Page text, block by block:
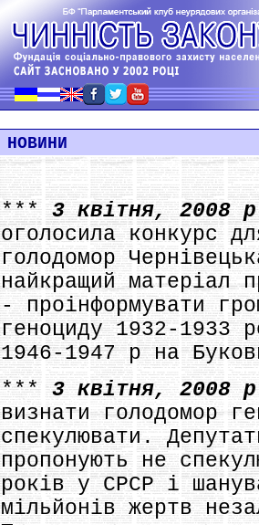
НОВИНИ
***3 квітня, 2008
оголосила конкурс
голодомор
найкращий матеріал
- проінформувати
геноциду 1932-1933
1946-1947 р на
***3 квітня, 2008
визнати голодомор
спекулювати.
пропонують не
років у СРСР і
мільйонів жертв